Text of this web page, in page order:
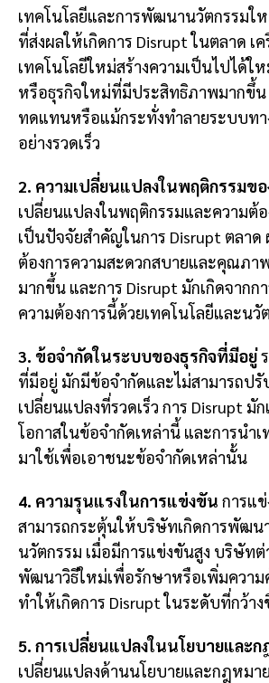
เทคโนโลยีและการพัฒนานวัตกรรมใ
ที่ส่งผลให้เกิดการ Disrupt ในตลาด เ
เทคโนโลยีใหม่สร้างความเป็นไปได้ใ
หรือธุรกิจใหม่ที่มีประสิทธิภาพมากขึ้น
ทดแทนหรือแม้กระทั่งทำลายระบบทา
อย่างรวดเร็ว
2. ความเปลี่ยนแปลงในพฤติกรรมข
เปลี่ยนแปลงในพฤติกรรมและความต้
เป็นปัจจัยสำคัญในการ Disrupt ตลาด
ต้องการความสะดวกสบายและคุณภา
มากขึ้น และการ Disrupt มักเกิดจาก
ความต้องการนี้ด้วยเทคโนโลยีและนวั
3. ข้อจำกัดในระบบของธุรกิจที่มีอยู่
ที่มีอยู่ มักมีข้อจำกัดและไม่สามารถปรั
เปลี่ยนแปลงที่รวดเร็ว การ Disrupt มั
โอกาสในข้อจำกัดเหล่านี้ และการนำเ
มาใช้เพื่อเอาชนะข้อจำกัดเหล่านั้น
4. ความรุนแรงในการแข่งขัน การแ
สามารถกระตุ้นให้บริษัทเกิดการพัฒน
นวัตกรรม เมื่อมีการแข่งขันสูง บริษัทต่
พัฒนาวิธีใหม่เพื่อรักษาหรือเพิ่มความ
ทำให้เกิดการ Disrupt ในระดับที่กว้า
5. การเปลี่ยนแปลงในนโยบายและก
เปลี่ยนแปลงด้านนโยบายและกฎหมา